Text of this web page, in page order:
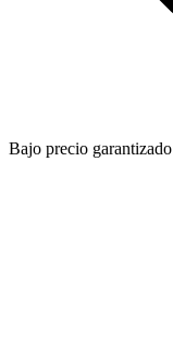
Bajo precio garantizado